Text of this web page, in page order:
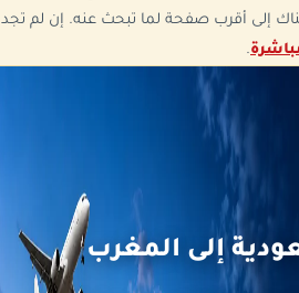
إلى أقرب صفحة لما تبحث عنه. إن لم تجد
.
إلى المغرب